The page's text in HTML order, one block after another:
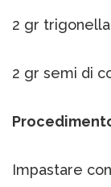
2 gr trigonella
2 gr semi di
Impastare